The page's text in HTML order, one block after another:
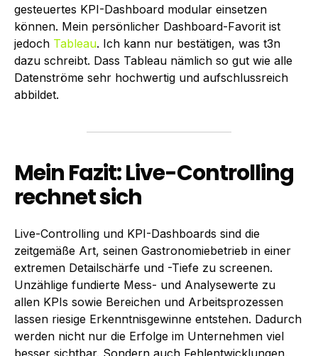
gesteuertes KPI-Dashboard modular einsetzen
können. Mein persönlicher Dashboard-Favorit ist
jedoch Tableau. Ich kann nur bestätigen, was t3n
dazu schreibt. Dass Tableau nämlich so gut wie alle
Datenströme sehr hochwertig und aufschlussreich
abbildet.
Mein Fazit: Live-Controlling
rechnet sich
Live-Controlling und KPI-Dashboards sind die
zeitgemäße Art, seinen Gastronomiebetrieb in einer
extremen Detailschärfe und -Tiefe zu screenen.
Unzählige fundierte Mess- und Analysewerte zu
allen KPIs sowie Bereichen und Arbeitsprozessen
lassen riesige Erkenntnisgewinne entstehen. Dadurch
werden nicht nur die Erfolge im Unternehmen viel
besser sichtbar. Sondern auch Fehlentwicklungen,